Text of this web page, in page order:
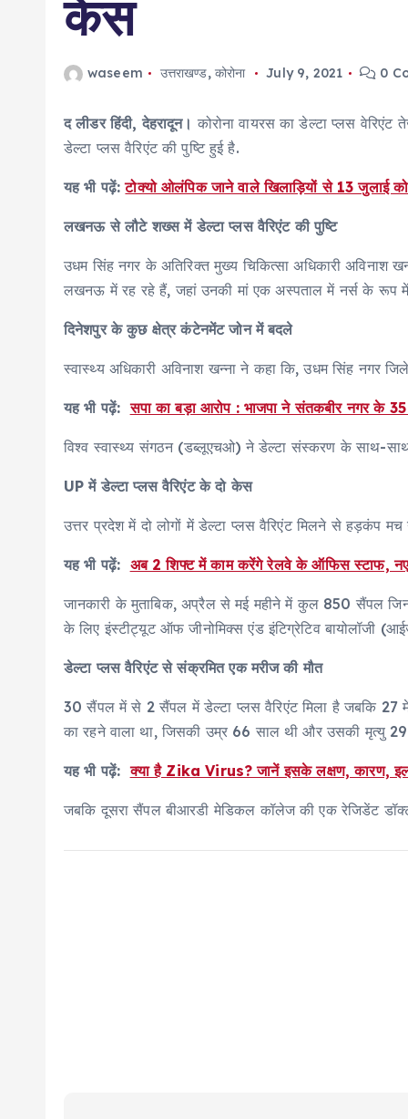
केस
waseem उत्तराखण्ड, कोरोना July 9, 2021 0
द लीडर हिंदी, देहरादून। कोरोना वायरस का डेल्टा प्लस
डेल्टा प्लस वैरिएंट की पुष्टि हुई है.
यह भी पढ़ें:टोक्यो ओलंपिक जाने वाले खिलाड़ियों से 13 जुलाई को
लखनऊ से लौटे शख्स में डेल्टा प्लस वैरिएंट की पुष्टि
उधम सिंह नगर के अतिरिक्त मुख्य चिकित्सा अधिकारी अविनाश
लखनऊ में रह रहे हैं, जहां उनकी मां एक अस्पताल में नर्स के रूप
दिनेशपुर के कुछ क्षेत्र कंटेनमेंट जोन में बदले
स्वास्थ्य अधिकारी अविनाश खन्ना ने कहा कि, उधम सिंह नगर
यह भी पढ़ें:सपा का बड़ा आरोप : भाजपा ने संतकबीर नगर के
विश्व स्वास्थ्य संगठन (डब्लूएचओ) ने डेल्टा संस्करण के साथ-साथ
UP में डेल्टा प्लस वैरिएंट के दो केस
उत्तर प्रदेश में दो लोगों में डेल्टा प्लस वैरिएंट मिलने से हड़कंप
यह भी पढ़ें: अब 2 शिफ्ट में काम करेंगे रेलवे के ऑफिस स्टाफ, नए
जानकारी के मुताबिक, अप्रैल से मई महीने में कुल 850 सैंपल
के लिए इंस्टीट्यूट ऑफ जीनोमिक्स एंड इंटिग्रेटिव बायोलॉजी
डेल्टा प्लस वैरिएंट से संक्रमित एक मरीज की मौत
30 सैंपल में से 2 सैंपल में डेल्टा प्लस वैरिएंट मिला है जबकि 27 में
का रहने वाला था, जिसकी उम्र 66 साल थी और उसकी मृत्यु 29
यह भी पढ़ें:क्या है Zika Virus? जानें इसके लक्षण, कारण,
जबकि दूसरा सैंपल बीआरडी मेडिकल कॉलेज की एक रेजिडेंट